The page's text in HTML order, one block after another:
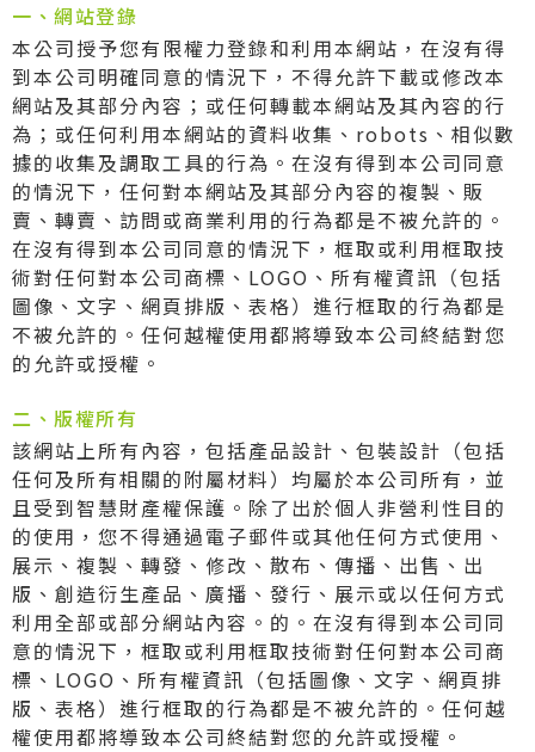
一、網站登錄
本公司授予您有限權力登錄和利用本網站，在沒有得
到本公司明確同意的情況下，不得允許下載或修改本
網站及其部分內容；或任何轉載本網站及其內容的行
為；或任何利用本網站的資料收集、robots、相似數
據的收集及調取工具的行為。在沒有得到本公司同意
的情況下，任何對本網站及其部分內容的複製、販
賣、轉賣、訪問或商業利用的行為都是不被允許的。
在沒有得到本公司同意的情況下，框取或利用框取技
術對任何對本公司商標、LOGO、所有權資訊（包括
圖像、文字、網頁排版、表格）進行框取的行為都是
不被允許的。任何越權使用都將導致本公司終結對您
的允許或授權。
二、版權所有
該網站上所有內容，包括產品設計、包裝設計（包括
任何及所有相關的附屬材料）均屬於本公司所有，並
且受到智慧財產權保護。除了出於個人非營利性目的
的使用，您不得通過電子郵件或其他任何方式使用、
展示、複製、轉發、修改、散布、傳播、出售、出
版、創造衍生產品、廣播、發行、展示或以任何方式
利用全部或部分網站內容。的。在沒有得到本公司同
意的情況下，框取或利用框取技術對任何對本公司商
標、LOGO、所有權資訊（包括圖像、文字、網頁排
版、表格）進行框取的行為都是不被允許的。任何越
權使用都將導致本公司終結對您的允許或授權。